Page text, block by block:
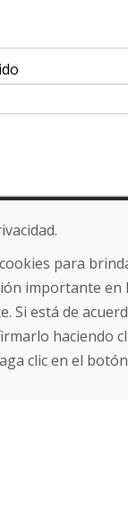
para
importante en
Si está de
haciendo
clic en el